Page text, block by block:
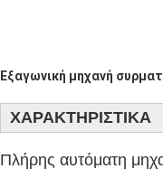
Εξαγωνική μηχανή
ΧΑΡΑΚΤΗΡΙΣΤΙΚΑ
Πλήρης αυτόματη